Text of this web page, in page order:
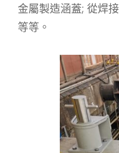
金屬製造涵蓋; 從焊
等等。